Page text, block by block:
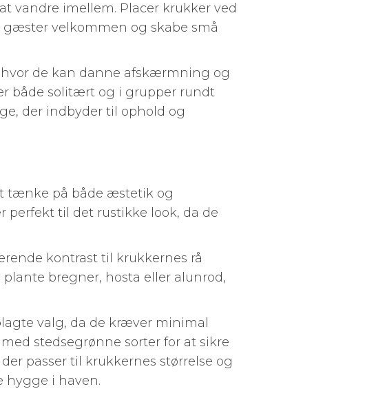
vandre imellem. Placer krukker ved
velkommen og skabe små
de kan danne afskærmning og
både solitært og i grupper rundt
der indbyder til ophold og
tænke på både æstetik og
perfekt til det rustikke look, da de
kontrast til krukkernes rå
bregner, hosta eller alunrod,
valg, da de kræver minimal
stedsegrønne sorter for at sikre
passer til krukkernes størrelse og
hygge i haven.